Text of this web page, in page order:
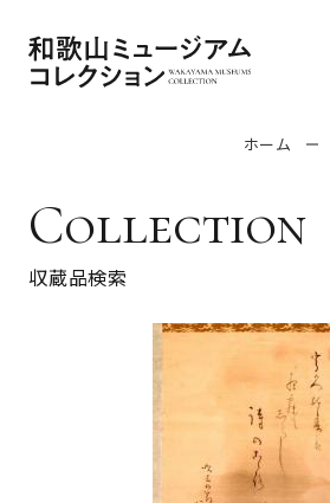
ホーム
Collection
収蔵品検索